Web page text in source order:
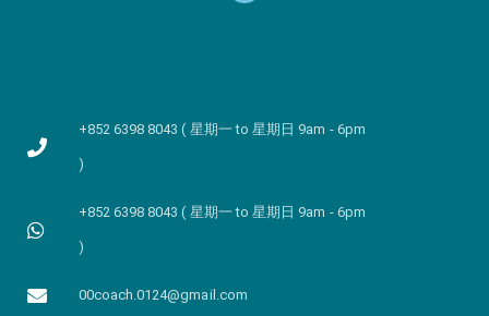
+852 6398 8043 ( 星期一 to 星期日 9am - 6pm
)
+852 6398 8043 ( 星期一 to 星期日 9am - 6pm
)
00coach.0124@gmail.com